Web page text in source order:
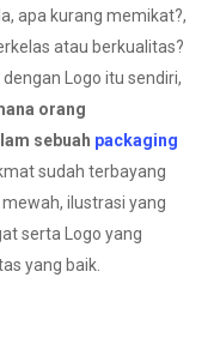
apa kurang memikat?,
atau berkualitas?
Logo itu sendiri,
orang
sebuah packaging
sudah terbayang
ilustrasi yang
serta Logo yang
yang baik.